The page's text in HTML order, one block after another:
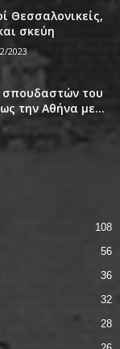
Θεσσαλονικείς,
σκεύη
2023
σπουδαστών του
ως την Αθήνα με...
108
56
36
32
28